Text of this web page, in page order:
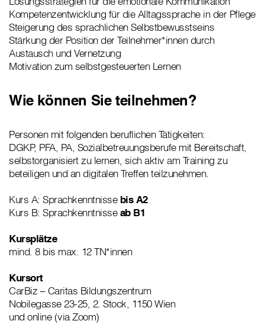
Kompetenzentwicklung für die Alltagssprache in der Pflege
Steigerung des sprachlichen Selbstbewusstseins
Stärkung der Position der Teilnehmer*innen durch
Austausch und Vernetzung
Motivation zum selbstgesteuerten Lernen
Wie können Sie teilnehmen?
Personen mit folgenden beruflichen Tätigkeiten:
DGKP, PFA, PA, Sozialbetreuungsberufe mit Bereitschaft,
selbstorganisiert zu lernen, sich aktiv am Training zu
beteiligen und an digitalen Treffen teilzunehmen.
Kurs A: Sprachkenntnisse bis A2
Kurs B: Sprachkenntnisseab B1
Kursplätze
mind. 8 bis max. 12 TN*innen
Kursort
CarBiz – Caritas Bildungszentrum
Nobilegasse 23-25, 2. Stock, 1150 Wien
und online (via Zoom)